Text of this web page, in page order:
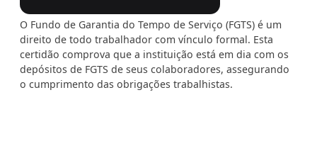
O Fundo de Garantia do Tempo de Serviço (FGTS) é um
direito de todo trabalhador com vínculo formal. Esta
certidão comprova que a instituição está em dia com os
depósitos de FGTS de seus colaboradores, assegurando
o cumprimento das obrigações trabalhistas.